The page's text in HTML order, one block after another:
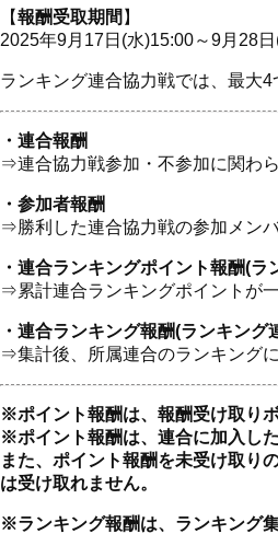
【報酬受取期間 】
2025年9月17日(水)15:00～9月28
ランキング連合協力戦では、最大4
・連合報酬
⇒連合協力戦参加・不参加に関わ
・参加者報酬
⇒勝利した連合協力戦の参加メン
・連合ランキングポイント報酬(
⇒累計連合ランキングポイントが
・連合ランキング報酬(ランキング
⇒集計後、所属連合のランキング
※ポイント報酬は、報酬受け取り
※ポイント報酬は、連合に加入し
また、ポイント報酬を未受け取り
は受け取れません。
※ランキング報酬は、ランキング